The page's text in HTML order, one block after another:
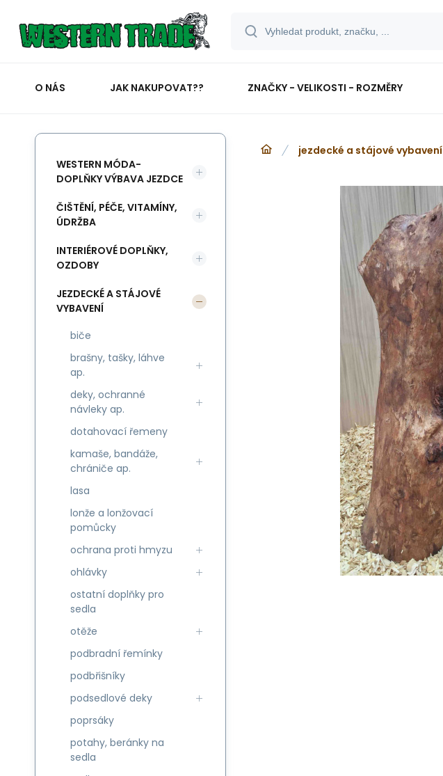
O NÁS JAK NAKUPOVAT?? ZNAČKY - VELIKOSTI - ROZMĚRY
jezdecké a stájové vybavení
WESTERN MÓDA-
DOPLŇKY VÝBAVA JEZDCE
ČIŠTĚNÍ, PÉČE, VITAMÍNY,
ÚDRŽBA
INTERIÉROVÉ DOPLŇKY,
OZDOBY
JEZDECKÉ A STÁJOVÉ
VYBAVENÍ
biče
brašny, tašky, láhve
ap.
deky, ochranné
návleky ap.
dotahovací řemeny
kamaše, bandáže,
chrániče ap.
lasa
lonže a lonžovací
pomůcky
ochrana proti hmyzu
ohlávky
ostatní doplňky pro
sedla
otěže
podbradní řemínky
podbřišníky
podsedlové deky
poprsáky
potahy, beránky na
sedla